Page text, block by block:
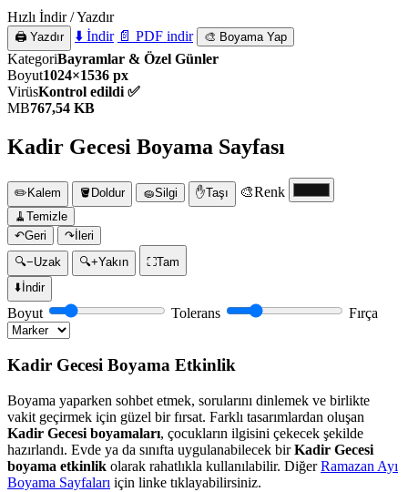
Hızlı İndir / Yazdır
🖨️ Yazdır ⬇️ İndir 📄 PDF indir 🎨 Boyama Yap
KategoriBayramlar & Özel Günler
Boyut1024×1536 px
VirüsKontrol edildi ✅
MB767,54 KB
Kadir Gecesi Boyama Sayfası
✏️Kalem 🪣 Doldur 🧽Silgi ✋Taşı 🎨Renk
🧹 Temizle
↶Geri ↷İleri
🔍−Uzak 🔍+Yakın ⛶Tam
⬇️İndir
Boyut Tolerans Fırça
Kadir Gecesi Boyama Etkinlik
Boyama yaparken sohbet etmek, sorularını dinlemek ve birlikte
vakit geçirmek için güzel bir fırsat. Farklı tasarımlardan oluşan
Kadir Gecesi boyamaları, çocukların ilgisini çekecek şekilde
hazırlandı. Evde ya da sınıfta uygulanabilecek birKadir Gecesi
boyama etkinlik olarak rahatlıkla kullanılabilir. DiğerRamazan Ayı
Boyama Sayfaları için linke tıklayabilirsiniz.